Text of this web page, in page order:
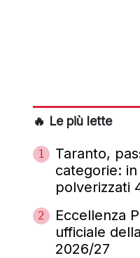
🔥 Le più lette
1
Taranto,
categorie:
polverizzati
2
Eccellenza
ufficiale
2026/27